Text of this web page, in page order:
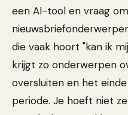
een AI-tool en vraag
die vaak hoort "kan ik
krijgt zo onderwerpen
oversluiten en het
periode. Je hoeft niet